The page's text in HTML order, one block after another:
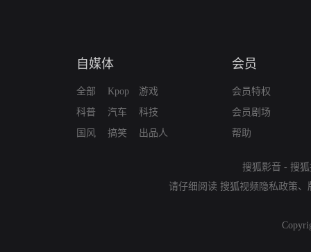
自媒体
全部
科普
国风
Kpop
汽车
搞笑
游戏
科技
出品人
会员
会员特权
会员剧场
帮助
搜狐影音 - 搜
请仔细阅读 搜狐视频隐私政策、